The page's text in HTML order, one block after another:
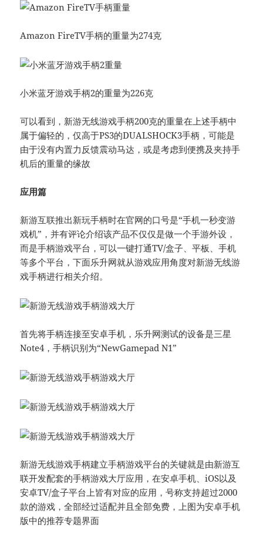
Amazon FireTV手柄的重量为274克
小米蓝牙游戏手柄2的重量为226克
可以看到，新游无线游戏手柄200克的重量在上述手柄中
属于偏轻的，仅高于PS3的DUALSHOCK3手柄，可能是
由于没有内置力反馈震动马达，或是考虑到便携及夹持手
机后的重量的缘故
应用篇
新游互联推出新玩手柄时在官网的口号是“手机一秒变游
戏机”，并有评论介绍该产品不仅仅是做一个手游外设，
而是手柄游戏平台，可以一键打通TV/盒子、平板、手机
等多个平台，下面乐升网就从游戏应用角度对新游无线游
戏手柄进行相关介绍。
首先将手柄连接至安卓手机，乐升网测试的设备是三星
Note4，手柄识别为“NewGamepad N1”
新游无线游戏手柄建立手柄游戏平台的关键就是由新游互
联开发配套的手柄游戏大厅应用，在安卓手机、iOS以及
安卓TV/盒子平台上皆有对应的应用，号称支持超过2000
款的游戏，全部经过适配并且全部免费，上图为安卓手机
版中的推荐专题界面